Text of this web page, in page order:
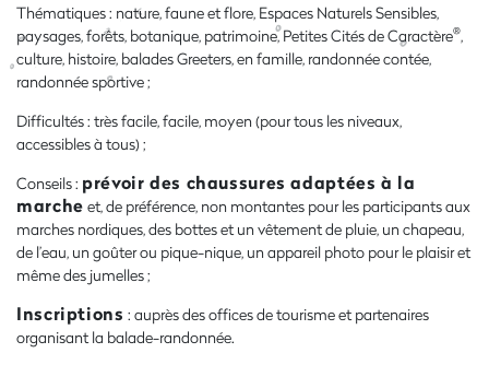
Thématiques : nature, faune et flore, Espaces Naturels Sensibles,
paysages, forêts, botanique, patrimoine, Petites Cités de Caractère®,
culture, histoire, balades Greeters, en famille, randonnée contée,
randonnée sportive ;
Difficultés : très facile, facile, moyen (pour tous les niveaux,
accessibles à tous) ;
Conseils : prévoir des chaussures adaptées à la
marche et, de préférence, non montantes pour les participants aux
marches nordiques, des bottes et un vêtement de pluie, un chapeau,
de l’eau, un goûter ou pique-nique, un appareil photo pour le plaisir et
même des jumelles ;
Inscriptions : auprès des offices de tourisme et partenaires
organisant la balade-randonnée.